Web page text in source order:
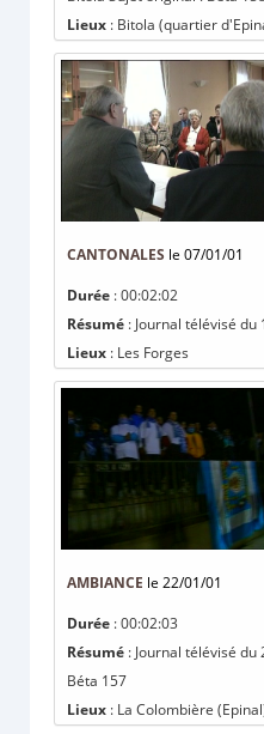
Lieux : Bitola (quartier
CANTONALES le 07/01/01
Durée : 00:02:02
Résumé : Journal télévisé
Lieux : Les Forges
AMBIANCE le 22/01/01
Durée : 00:02:03
Résumé : Journal télévisé
Béta 157
Lieux : La Colombière